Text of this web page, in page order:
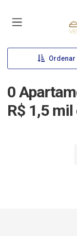
Ordenar
0
R$ 1,5 mil